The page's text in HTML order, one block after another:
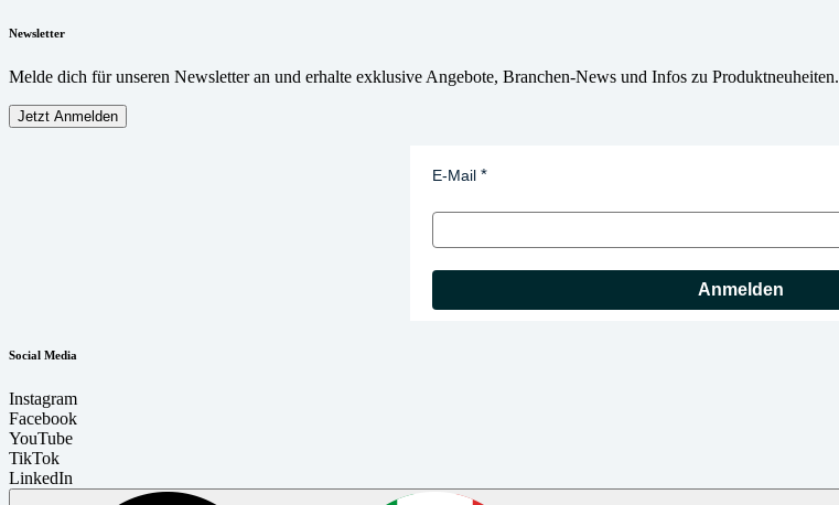
Newsletter
Melde dich für unseren Newsletter an und erhalte exklusive Angebote, Branchen-News und Infos zu Produktneuheiten.
Jetzt Anmelden
E-Mail
Anmelden
Social Media
Instagram
Facebook
YouTube
TikTok
LinkedIn